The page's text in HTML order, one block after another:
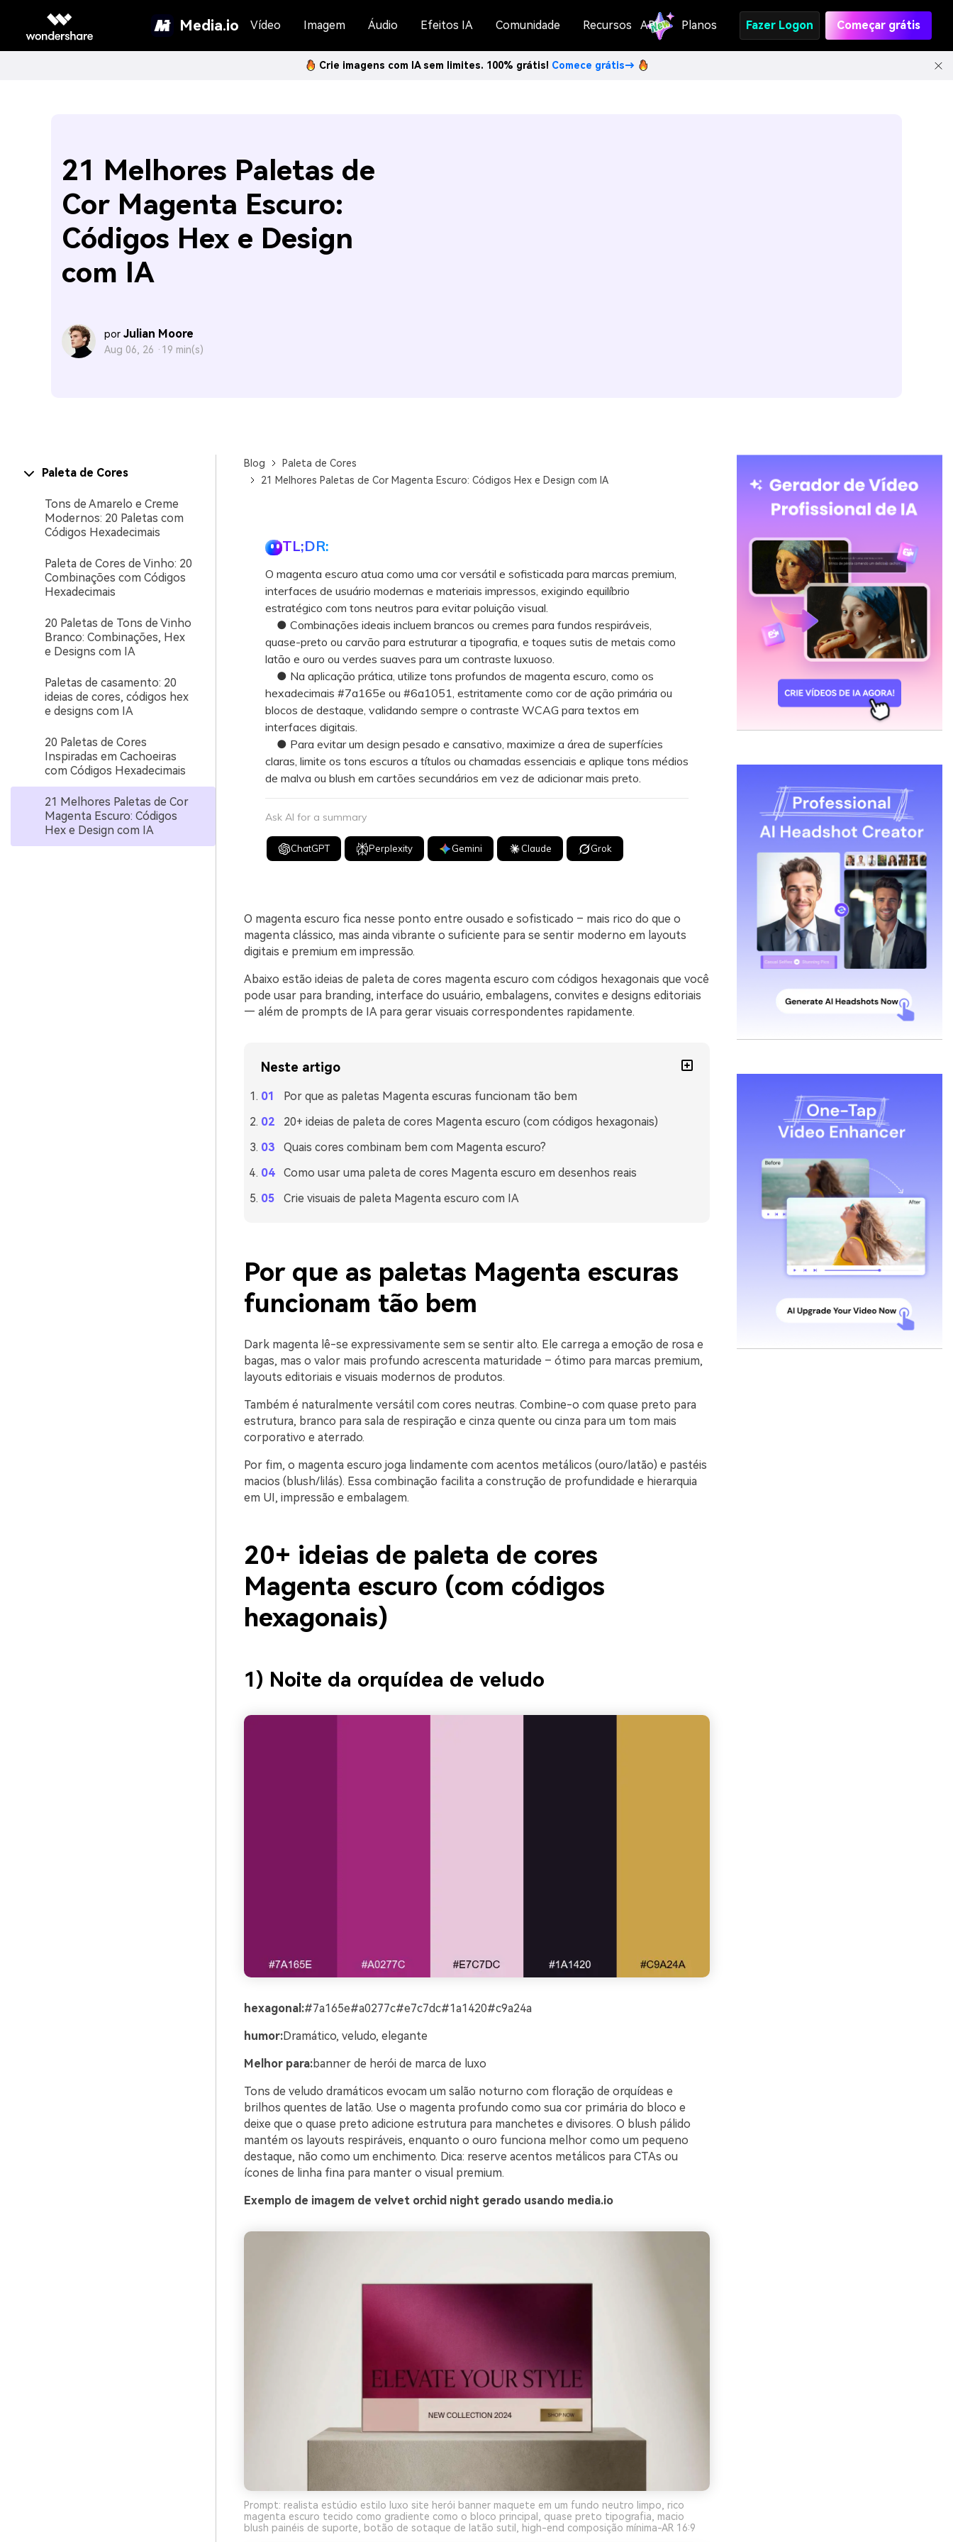
Media.io Vídeo Imagem Áudio Efeitos IA Comunidade Recursos API Planos Fazer Logon Começar grátis
Crie imagens com IA sem limites. 100% grátis! Comece grátis→
21 Melhores Paletas de
Cor Magenta Escuro:
Códigos Hex e Design
com IA
por Julian Moore
Aug 06, 26 · 19 min(s)
Paleta de Cores
Tons de Amarelo e Creme
Modernos: 20 Paletas com
Códigos Hexadecimais
Paleta de Cores de Vinho: 20
Combinações com Códigos
Hexadecimais
20 Paletas de Tons de Vinho
Branco: Combinações, Hex
e Designs com IA
Paletas de casamento: 20
ideias de cores, códigos hex
e designs com IA
20 Paletas de Cores
Inspiradas em Cachoeiras
com Códigos Hexadecimais
21 Melhores Paletas de Cor
Magenta Escuro: Códigos
Hex e Design com IA
Blog
Paleta de Cores
21 Melhores Paletas de Cor Magenta Escuro: Códigos Hex e Design com IA
TL;DR:
O magenta escuro atua como uma cor versátil e sofisticada para marcas premium,
interfaces de usuário modernas e materiais impressos, exigindo equilíbrio
estratégico com tons neutros para evitar poluição visual.
● Combinações ideais incluem brancos ou cremes para fundos respiráveis,
quase-preto ou carvão para estruturar a tipografia, e toques sutis de metais como
latão e ouro ou verdes suaves para um contraste luxuoso.
● Na aplicação prática, utilize tons profundos de magenta escuro, como os
hexadecimais #7a165e ou #6a1051, estritamente como cor de ação primária ou
blocos de destaque, validando sempre o contraste WCAG para textos em
interfaces digitais.
● Para evitar um design pesado e cansativo, maximize a área de superfícies
claras, limite os tons escuros a títulos ou chamadas essenciais e aplique tons médios
de malva ou blush em cartões secundários em vez de adicionar mais preto.
Ask AI for a summary
ChatGPT Perplexity Gemini Claude Grok
O magenta escuro fica nesse ponto entre ousado e sofisticado – mais rico do que o
magenta clássico, mas ainda vibrante o suficiente para se sentir moderno em layouts
digitais e premium em impressão.
Abaixo estão ideias de paleta de cores magenta escuro com códigos hexagonais que você
pode usar para branding, interface do usuário, embalagens, convites e designs editoriais
— além de prompts de IA para gerar visuais correspondentes rapidamente.
Neste artigo
Por que as paletas Magenta escuras funcionam tão bem
20+ ideias de paleta de cores Magenta escuro (com códigos hexagonais)
Quais cores combinam bem com Magenta escuro?
Como usar uma paleta de cores Magenta escuro em desenhos reais
Crie visuais de paleta Magenta escuro com IA
Por que as paletas Magenta escuras
funcionam tão bem
Dark magenta lê-se expressivamente sem se sentir alto. Ele carrega a emoção de rosa e
bagas, mas o valor mais profundo acrescenta maturidade – ótimo para marcas premium,
layouts editoriais e visuais modernos de produtos.
Também é naturalmente versátil com cores neutras. Combine-o com quase preto para
estrutura, branco para sala de respiração e cinza quente ou cinza para um tom mais
corporativo e aterrado.
Por fim, o magenta escuro joga lindamente com acentos metálicos (ouro/latão) e pastéis
macios (blush/lilás). Essa combinação facilita a construção de profundidade e hierarquia
em UI, impressão e embalagem.
20+ ideias de paleta de cores
Magenta escuro (com códigos
hexagonais)
1) Noite da orquídea de veludo
hexagonal:#7a165e#a0277c#e7c7dc#1a1420#c9a24a
humor:Dramático, veludo, elegante
Melhor para:banner de herói de marca de luxo
Tons de veludo dramáticos evocam um salão noturno com floração de orquídeas e
brilhos quentes de latão. Use o magenta profundo como sua cor primária do bloco e
deixe que o quase preto adicione estrutura para manchetes e divisores. O blush pálido
mantém os layouts respiráveis, enquanto o ouro funciona melhor como um pequeno
destaque, não como um enchimento. Dica: reserve acentos metálicos para CTAs ou
ícones de linha fina para manter o visual premium.
Exemplo de imagem de velvet orchid night gerado usando media.io
Prompt: realista estúdio estilo luxo site herói banner maquete em um fundo neutro limpo, rico
magenta escuro tecido como gradiente como o bloco principal, quase preto tipografia, macio
blush painéis de suporte, botão de sotaque de latão sutil, high-end composição mínima-AR 16:9